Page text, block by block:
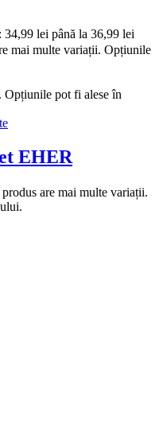
lei până la 36,99 lei
mai multe variații. Opțiunile
Opțiunile pot fi alese în
EHER
are mai multe variații.